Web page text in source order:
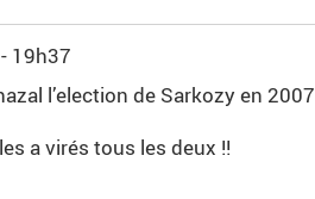
19h37
l’election de Sarkozy en 2007
a virés tous les deux !!